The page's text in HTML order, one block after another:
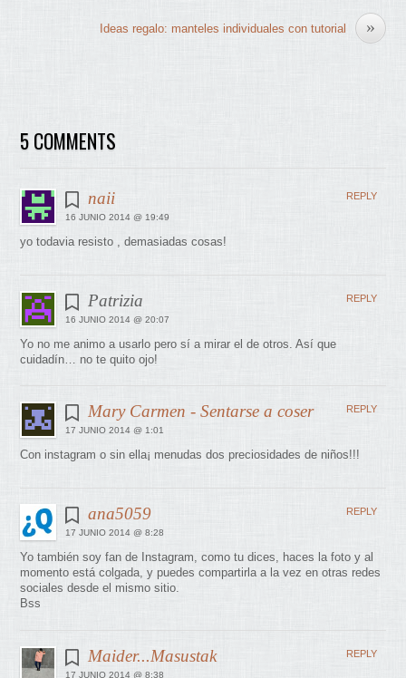
»
Ideas regalo: manteles individuales con tutorial
5 COMMENTS
naii
16 JUNIO 2014 @ 19:49
yo todavia resisto , demasiadas cosas!
REPLY
Patrizia
16 JUNIO 2014 @ 20:07
Yo no me animo a usarlo pero sí a mirar el de otros. Así que
cuidadín… no te quito ojo!
REPLY
Mary Carmen - Sentarse a coser
17 JUNIO 2014 @ 1:01
Con instagram o sin ella¡ menudas dos preciosidades de niños!!!
REPLY
ana5059
17 JUNIO 2014 @ 8:28
Yo también soy fan de Instagram, como tu dices, haces la foto y al
momento está colgada, y puedes compartirla a la vez en otras redes
sociales desde el mismo sitio.
Bss
REPLY
Maider...Masustak
17 JUNIO 2014 @ 8:38
REPLY